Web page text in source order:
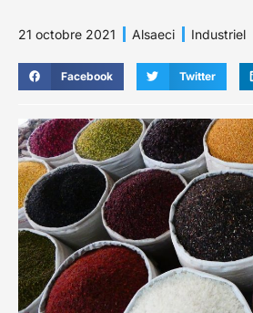
21 octobre 2021 Alsaeci Industriel
Facebook Twitter